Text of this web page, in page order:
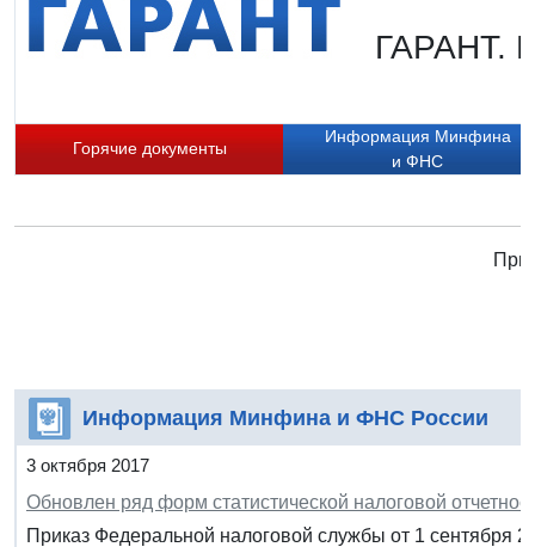
ГАРАНТ.
Горячие документы
Информация Минфина
и ФНС
Информация Минфина и ФНС России
3 октября 2017
Обновлен ряд форм статистической налоговой
Приказ Федеральной налоговой службы от 1 сентября